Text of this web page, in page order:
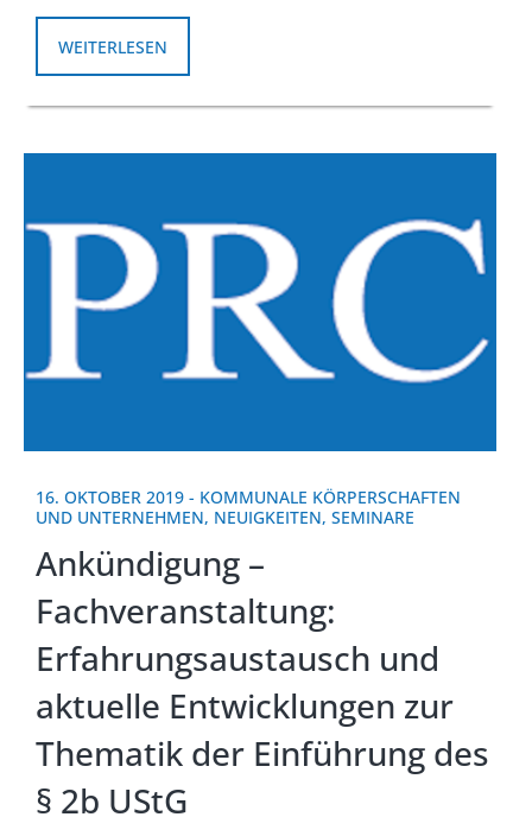
WEITERLESEN
16. OKTOBER 2019 - KOMMUNALE KÖRPERSCHAFTEN
UND UNTERNEHMEN, NEUIGKEITEN, SEMINARE
Ankündigung –
Fachveranstaltung:
Erfahrungsaustausch und
aktuelle Entwicklungen zur
Thematik der Einführung des
§ 2b UStG